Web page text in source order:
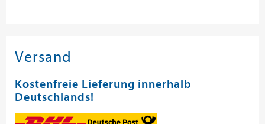
Versand
Kostenfreie Lieferung innerhalb
Deutschlands!